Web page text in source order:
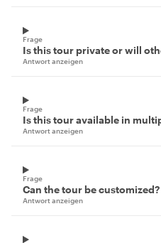
Frage
Is this tour private or will
Antwort anzeigen
Frage
Is this tour available in
Antwort anzeigen
Frage
Can the tour be customized?
Antwort anzeigen